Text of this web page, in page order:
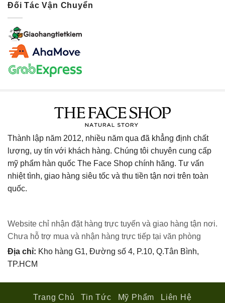
Đối Tác Vận Chuyển
Thành lập năm 2012, nhiều năm qua đã khẳng định chất
lượng, uy tín với khách hàng. Chúng tôi chuyên cung cấp
mỹ phẩm hàn quốc The Face Shop chính hãng. Tư vấn
nhiệt tình, giao hàng siêu tốc và thu tiền tận nơi trên toàn
quốc.
Website chỉ nhận đặt hàng trực tuyến và giao hàng tận nơi.
Chưa hỗ trợ mua và nhận hàng trực tiếp tại văn phòng
Địa chỉ: Kho hàng G1, Đường số 4, P.10, Q.Tân Bình,
TP.HCM
Trang Chủ Tin Tức Mỹ Phẩm Liên Hệ